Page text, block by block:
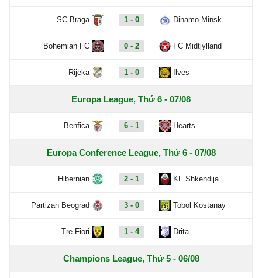
SC Braga 1 - 0 Dinamo Minsk
Bohemian FC 0 - 2 FC Midtjylland
Rijeka 1 - 0 Ilves
Europa League, Thứ 6 - 07/08
Benfica 6 - 1 Hearts
Europa Conference League, Thứ 6 - 07/08
Hibernian 2 - 1 KF Shkendija
Partizan Beograd 3 - 0 Tobol Kostanay
Tre Fiori 1 - 4 Drita
Champions League, Thứ 5 - 06/08